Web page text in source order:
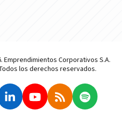
Corporativos S.A.
los derechos reservados.